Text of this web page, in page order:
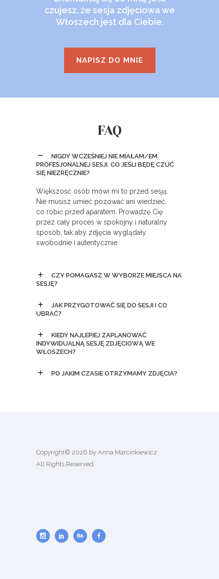
czujesz, że sesja zdjęciowa we
Włoszech jest dla Ciebie.
NAPISZ DO MNIE
FAQ
NIGDY WCZEŚNIEJ NIE MIAŁAM/EM
PROFESJONALNEJ SESJI. CO JEŚLI BĘDĘ CZUĆ
SIĘ NIEZRĘCZNIE?
Większość osób mówi mi to przed sesją.
Nie musisz umieć pozować ani wiedzieć,
co robić przed aparatem. Prowadzę Cię
przez cały proces w spokojny i naturalny
sposób, tak aby zdjęcia wyglądały
swobodnie i autentycznie.
CZY POMAGASZ W WYBORZE MIEJSCA NA
SESJĘ?
JAK PRZYGOTOWAĆ SIĘ DO SESJI I CO
UBRAĆ?
KIEDY NAJLEPIEJ ZAPLANOWAĆ
INDYWIDUALNĄ SESJĘ ZDJĘCIOWĄ WE
WŁOSZECH?
PO JAKIM CZASIE OTRZYMAMY ZDJĘCIA?
Copyright© 2026 by Anna Marcinkiewicz
All Rights Reserved.